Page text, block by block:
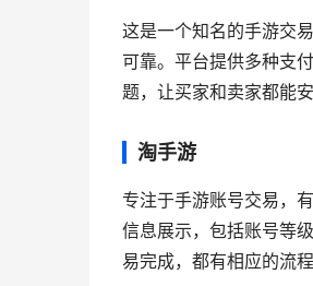
这是一个知名的手游交
可靠。平台提供多种支
题，让买家和卖家都能安
淘手游
专注于手游账号交易，
信息展示，包括账号等
易完成，都有相应的流